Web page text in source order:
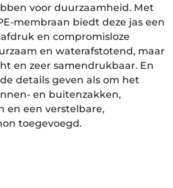
voor duurzaamheid. Met
membraan biedt deze jas een
en compromisloze
en waterafstotend, maar
en zeer samendrukbaar. En
details geven als om het
en buitenzakken,
en een verstelbare,
toegevoegd.